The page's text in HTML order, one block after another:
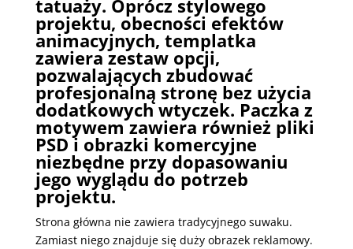
tatuaży. Oprócz stylowego
projektu, obecności efektów
animacyjnych, templatka
zawiera zestaw opcji,
pozwalających zbudować
profesjonalną stronę bez użycia
dodatkowych wtyczek. Paczka z
motywem zawiera również pliki
PSD i obrazki komercyjne
niezbędne przy dopasowaniu
jego wyglądu do potrzeb
projektu.
Strona główna nie zawiera tradycyjnego suwaku.
Zamiast niego znajduje się duży obrazek reklamowy.